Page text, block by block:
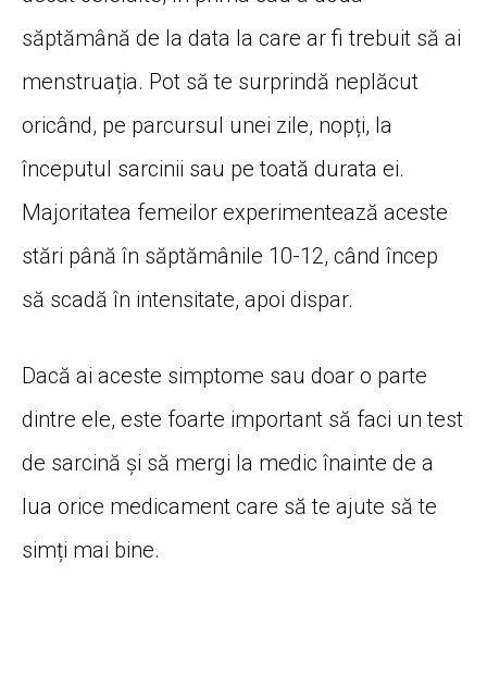
săptămână de la data la care ar fi trebuit să ai
menstruația. Pot să te surprindă neplăcut
oricând, pe parcursul unei zile, nopți, la
începutul sarcinii sau pe toată durata ei.
Majoritatea femeilor experimentează aceste
stări până în săptămânile 10-12, când încep
să scadă în intensitate, apoi dispar.
Dacă ai aceste simptome sau doar o parte
dintre ele, este foarte important să faci un test
de sarcină și să mergi la medic înainte de a
lua orice medicament care să te ajute să te
simți mai bine.